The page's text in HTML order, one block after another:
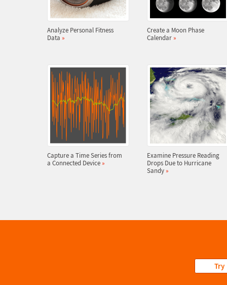
Analyze Personal Fitness
Data »
Create a Moon Phase
Calendar »
Capture a Time Series from
a Connected Device »
Examine Pressure Reading
Drops Due to Hurricane
Sandy »
Try